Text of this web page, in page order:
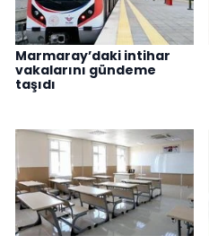
Marmaray’daki intihar
vakalarını gündeme
taşıdı